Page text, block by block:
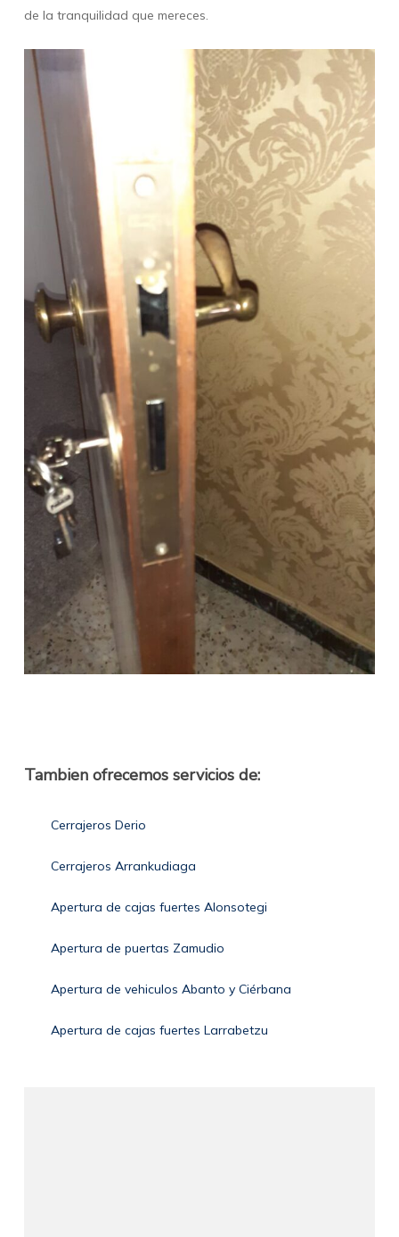
de la tranquilidad que mereces.
Tambien ofrecemos servicios de:
Cerrajeros Derio
Cerrajeros Arrankudiaga
Apertura de cajas fuertes Alonsotegi
Apertura de puertas Zamudio
Apertura de vehiculos Abanto y Ciérbana
Apertura de cajas fuertes Larrabetzu